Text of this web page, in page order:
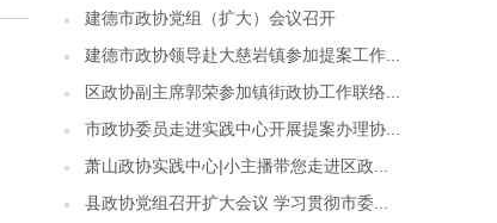
建德市政协党组（扩大）会议召开
建德市政协领导赴大慈岩镇参加提案工作...
区政协副主席郭荣参加镇街政协工作联络...
市政协委员走进实践中心开展提案办理协...
萧山政协实践中心|小主播带您走进区政...
县政协党组召开扩大会议 学习贯彻市委...